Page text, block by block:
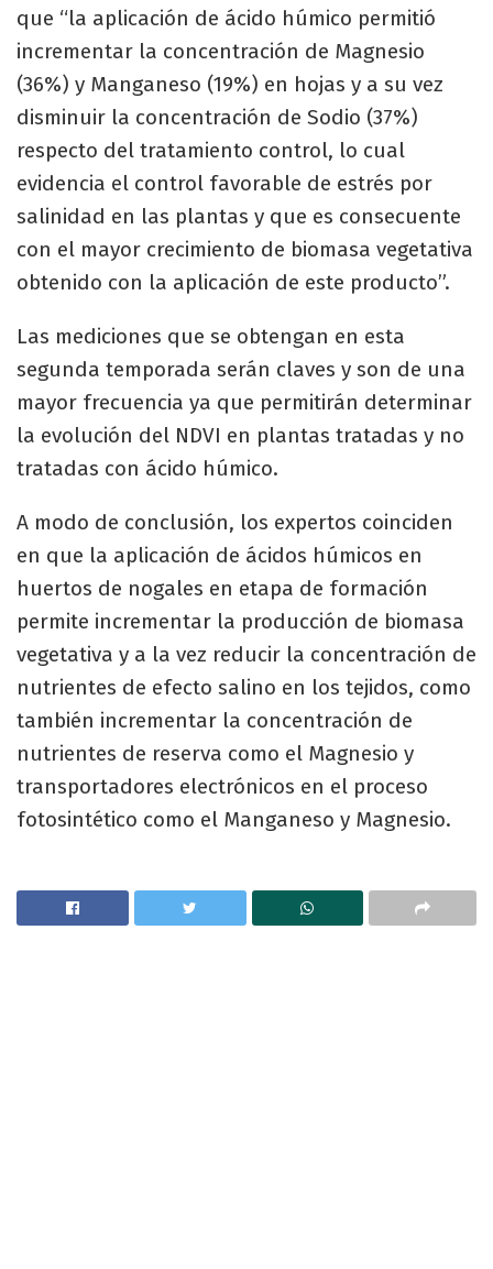
que “la aplicación de ácido húmico permitió
incrementar la concentración de Magnesio
(36%) y Manganeso (19%) en hojas y a su vez
disminuir la concentración de Sodio (37%)
respecto del tratamiento control, lo cual
evidencia el control favorable de estrés por
salinidad en las plantas y que es consecuente
con el mayor crecimiento de biomasa vegetativa
obtenido con la aplicación de este producto”.
Las mediciones que se obtengan en esta
segunda temporada serán claves y son de una
mayor frecuencia ya que permitirán determinar
la evolución del NDVI en plantas tratadas y no
tratadas con ácido húmico.
A modo de conclusión, los expertos coinciden
en que la aplicación de ácidos húmicos en
huertos de nogales en etapa de formación
permite incrementar la producción de biomasa
vegetativa y a la vez reducir la concentración de
nutrientes de efecto salino en los tejidos, como
también incrementar la concentración de
nutrientes de reserva como el Magnesio y
transportadores electrónicos en el proceso
fotosintético como el Manganeso y Magnesio.